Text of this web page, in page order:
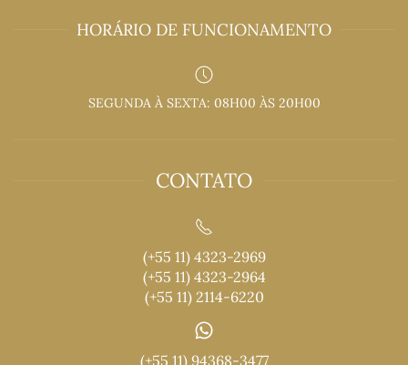
HORÁRIO DE FUNCIONAMENTO
SEGUNDA À SEXTA: 08H00 ÀS 20H00
CONTATO
(+55 11) 4323-2969
(+55 11) 4323-2964
(+55 11) 2114-6220
(+55 11) 94368-3477